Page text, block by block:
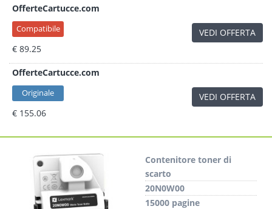
OfferteCartucce.com
Compatibile
€ 89.25
VEDI OFFERTA
OfferteCartucce.com
Originale
€ 155.06
VEDI OFFERTA
Contenitore toner di
scarto
20N0W00
15000 pagine